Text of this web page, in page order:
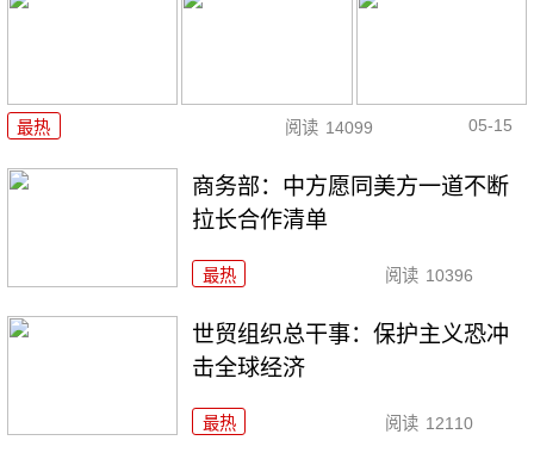
最热 阅读 14099 05-15
商务部：中方愿同美方一道不断
拉长合作清单
最热 阅读 10396
世贸组织总干事：保护主义恐冲
击全球经济
最热 阅读 12110